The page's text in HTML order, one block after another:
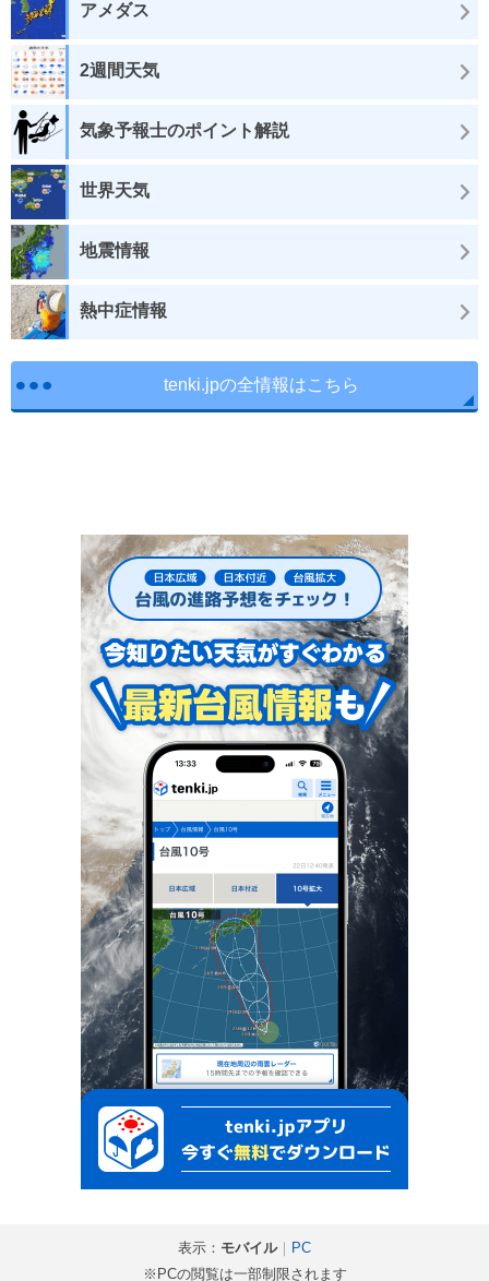
アメダス
2週間天気
気象予報士のポイント解説
世界天気
地震情報
熱中症情報
tenki.jpの全情報はこちら
表示： モバイル｜
PC
※PCの閲覧は一部制限されます